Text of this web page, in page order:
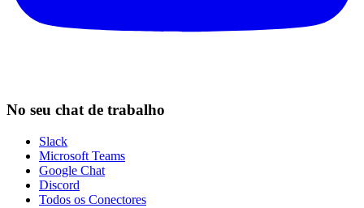
No seu chat de trabalho
Slack
Microsoft Teams
Google Chat
Discord
Todos os Conectores